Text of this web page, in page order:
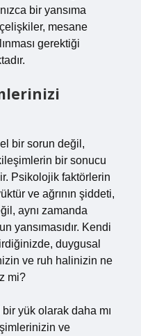
bir yansıma
mesane
gerektiği
bir sorun değil,
bir sonucu
Psikolojik faktörlerin
ve ağrının şiddeti,
aynı zamanda
yansımasıdır. Kendi
duygusal
ve ruh halinizin ne
mi?
yük olarak daha mı
ve